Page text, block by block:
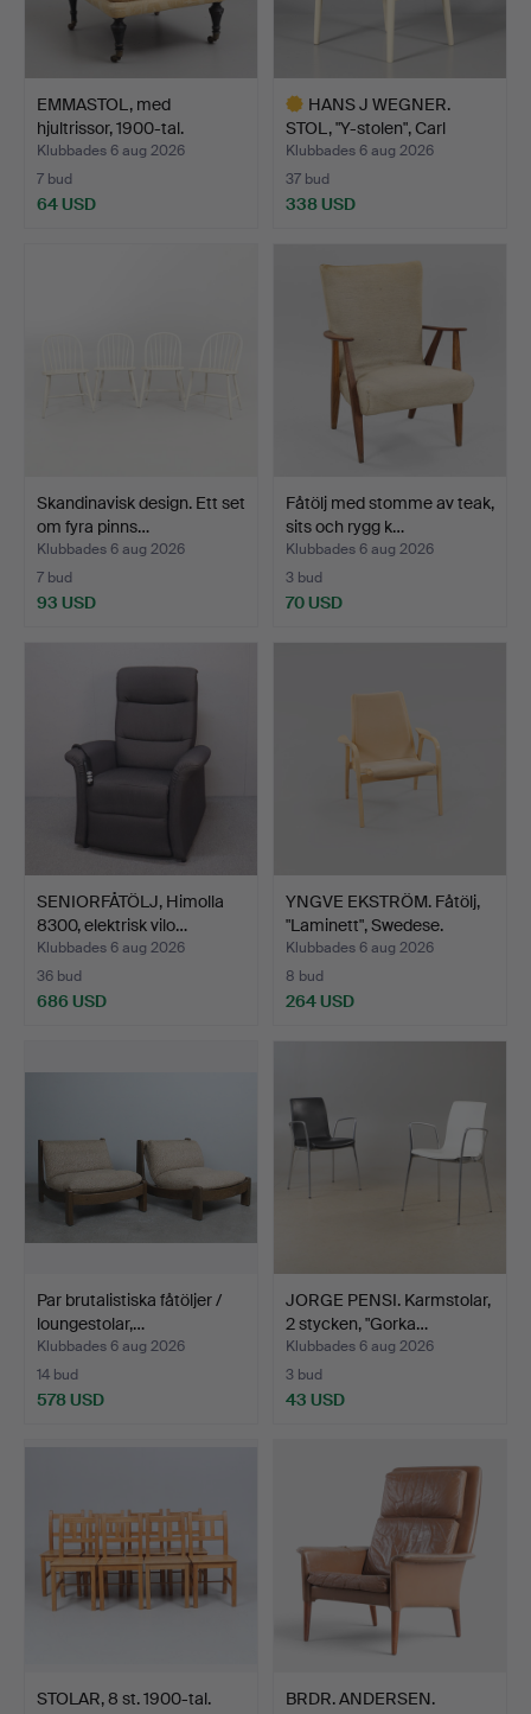
EMMASTOL, med
hjultrissor, 1900-tal.
Klubbades 6 aug 2026
7 bud
64 USD
HANS J WEGNER.
STOL, "Y-stolen", Carl
Hans…
Klubbades 6 aug 2026
37 bud
338 USD
föremål
Skandinavisk design. Ett set
om fyra pinns…
Klubbades 6 aug 2026
7 bud
93 USD
Fåtölj med stomme av teak,
sits och rygg k…
Klubbades 6 aug 2026
3 bud
70 USD
SENIORFÅTÖLJ, Himolla
8300, elektrisk vilo…
Klubbades 6 aug 2026
36 bud
686 USD
YNGVE EKSTRÖM. Fåtölj,
"Laminett", Swedese.
Klubbades 6 aug 2026
8 bud
264 USD
Par brutalistiska fåtöljer /
loungestolar,…
Klubbades 6 aug 2026
14 bud
578 USD
JORGE PENSI. Karmstolar,
2 stycken, "Gorka…
Klubbades 6 aug 2026
3 bud
43 USD
STOLAR, 8 st. 1900-tal.
BRDR. ANDERSEN.